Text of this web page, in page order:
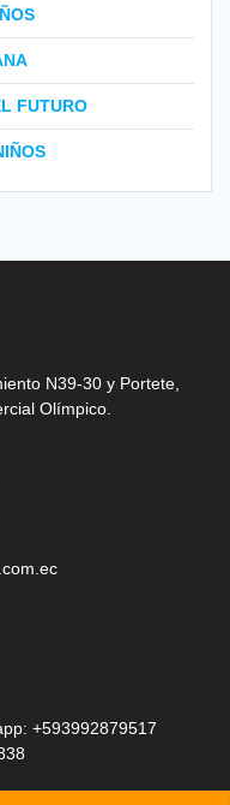
FUTURO
N39-30 y Portete,
Olímpico.
+593992879517